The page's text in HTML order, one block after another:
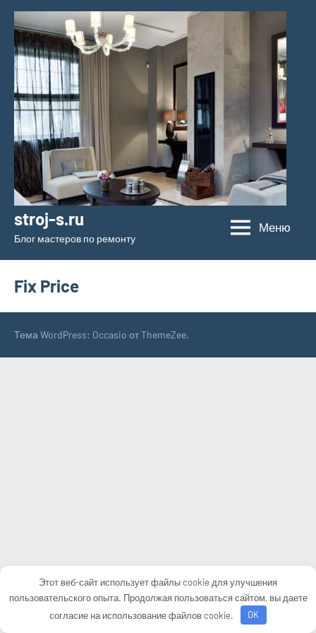
Перейти
содержимому
stroj-s.ru
Блог мастеров по ремонту
Меню
Fix Price
Тема WordPress: Occasio от ThemeZee.
Этот веб-сайт использует файлы cookie для улучшения
пользовательского опыта. Продолжая пользоваться сайтом, вы даете
согласие на использование файлов cookie.
OK